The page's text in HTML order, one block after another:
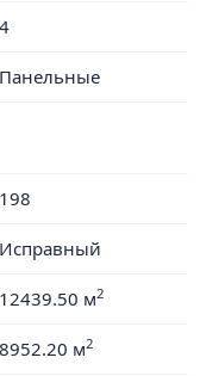
4
Панельные
198
Исправный
12439.50 м2
8952.20 м2